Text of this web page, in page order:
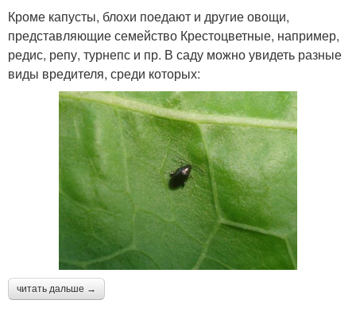
Кроме капусты, блохи поедают и другие овощи,
представляющие семейство Крестоцветные, например,
редис, репу, турнепс и пр. В саду можно увидеть разные
виды вредителя, среди которых:
читать дальше →